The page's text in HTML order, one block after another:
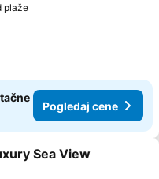
plaže
Pogledaj cene
u favorite
Sea View